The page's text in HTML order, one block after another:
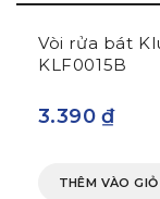
Bề mặt hoàn
năng dễ dàng
kháng khuẩn
người dùng có
bền bỉ với thời
Vòi rửa bát
KLF0015B
3.390₫
THÊM VÀO GIỎ